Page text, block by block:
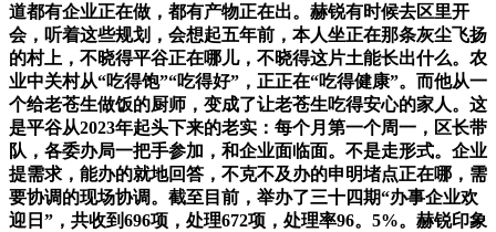
道都有企业正在做，都有产物正在出。赫锐有时候去区里开
会，听着这些规划，会想起五年前，本人坐正在那条灰尘飞扬
的村上，不晓得平谷正在哪儿，不晓得这片土能长出什么。农
业中关村从“吃得饱”“吃得好”，正正在“吃得健康”。而他从一
个给老苍生做饭的厨师，变成了让老苍生吃得安心的家人。这
是平谷从2023年起头下来的老实：每个月第一个周一，区长带
队，各委办局一把手参加，和企业面临面。不是走形式。企业
提需求，能办的就地回答，不克不及办的申明堵点正在哪，需
要协调的现场协调。截至目前，举办了三十四期“办事企业欢
迎日”，共收到696项，处理672项，处理率96。5%。赫锐印象